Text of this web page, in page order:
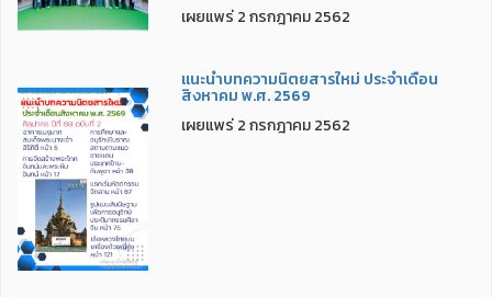
เผยแพร่ 2 กรกฎาคม 2562
แนะนำบทความนิตยสารใหม่ ประจำเดือน
สิงหาคม พ.ศ. 2569
เผยแพร่ 2 กรกฎาคม 2562